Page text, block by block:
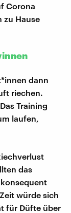
Corona
zu Hause
dann
riechen.
Training
laufen,
das
würde sich
für Düfte über